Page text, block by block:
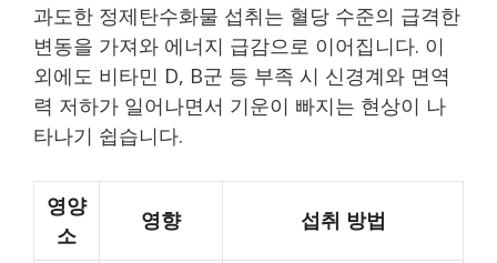
과도한 정제탄수화물 섭취는 혈당 수준의 급격한
변동을 가져와 에너지 급감으로 이어집니다. 이
외에도 비타민 D, B군 등 부족 시 신경계와 면역
력 저하가 일어나면서 기운이 빠지는 현상이 나
타나기 쉽습니다.
영양
소
영향 섭취 방법